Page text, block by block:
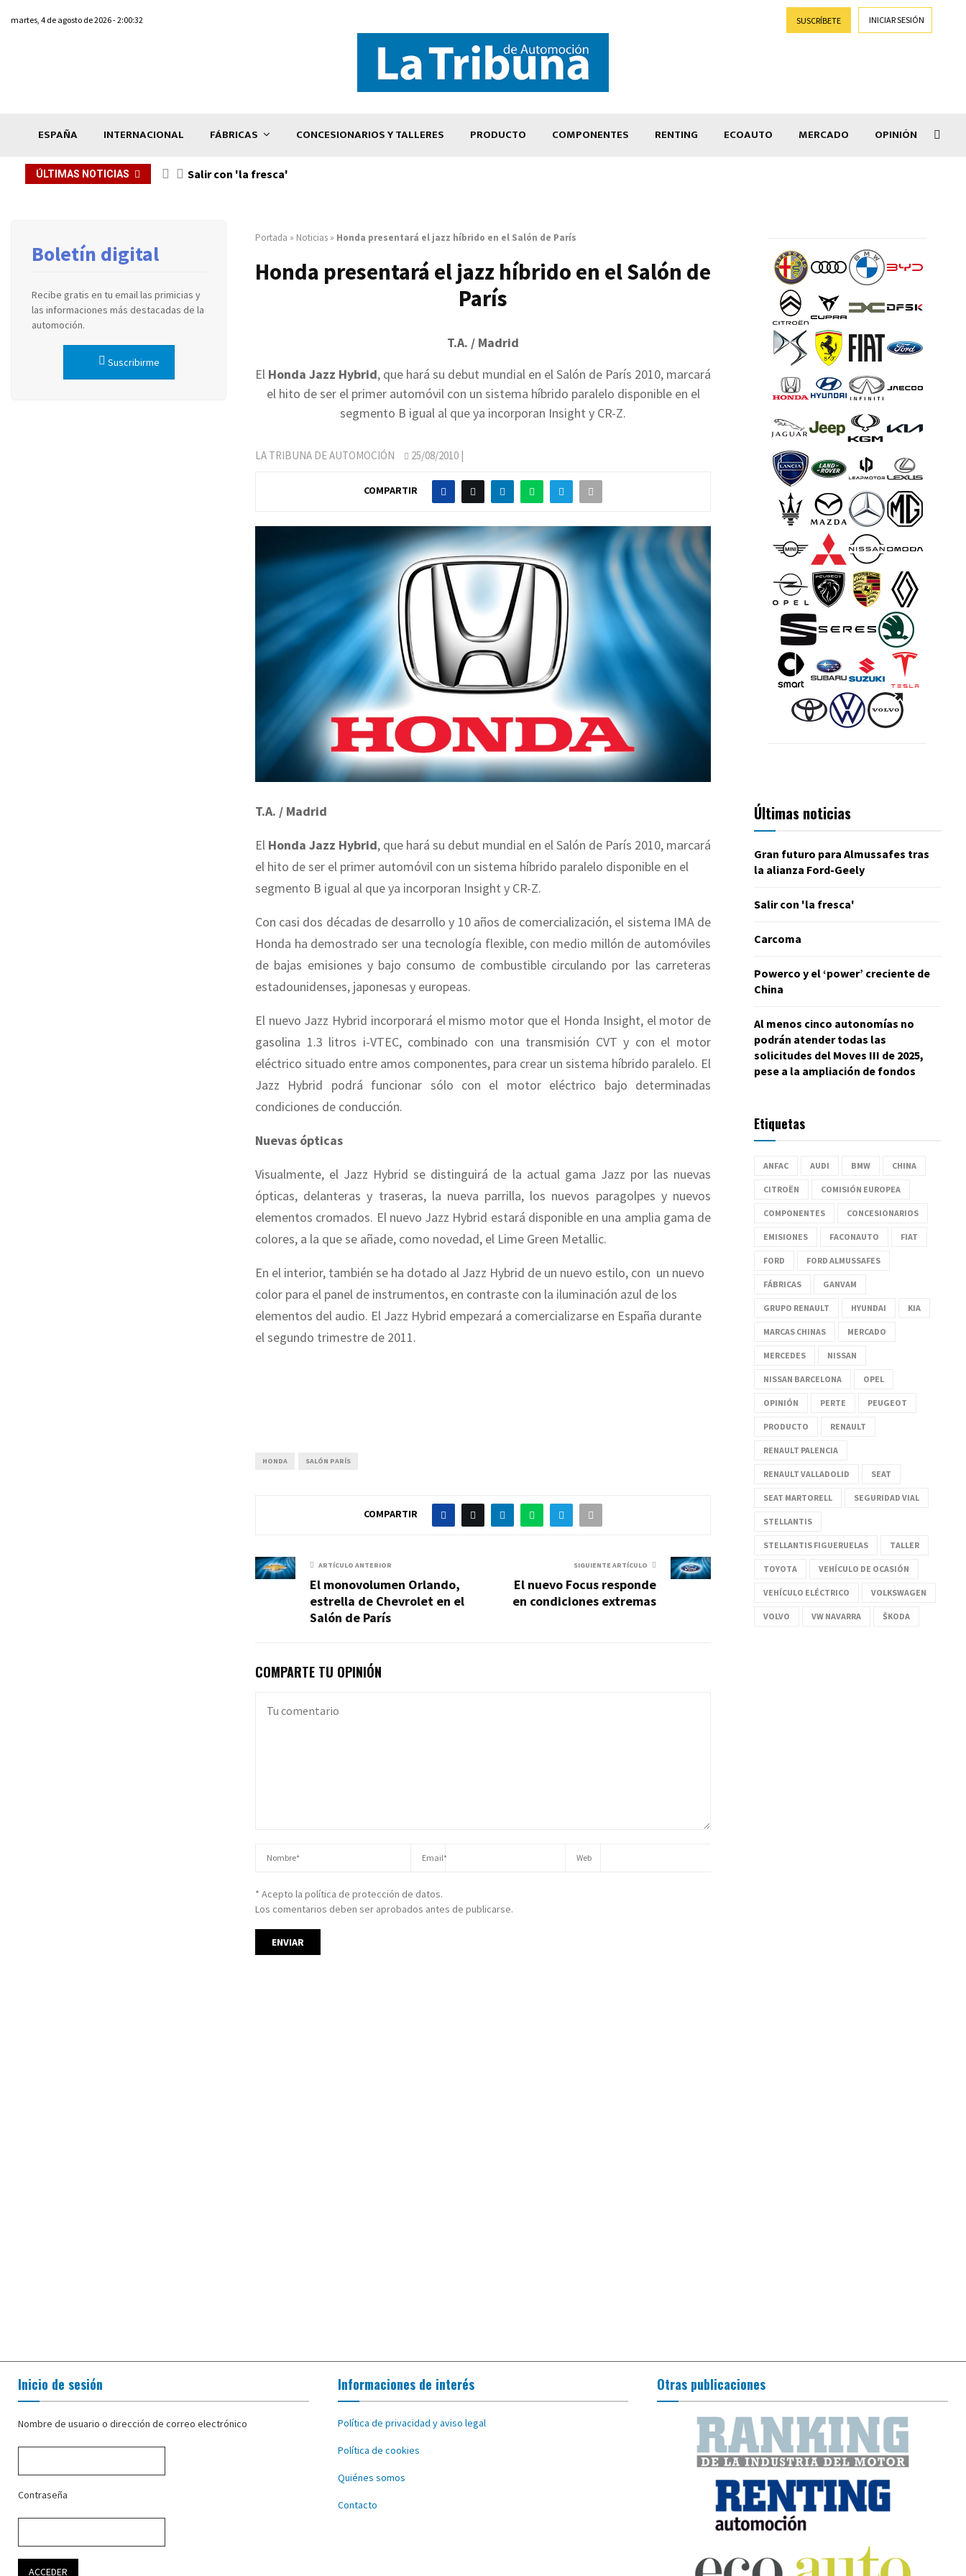
martes, 4 de agosto de 2026 - 2:00:32 SUSCRÍBETE INICIAR SESIÓN
ESPAÑA INTERNACIONAL FÁBRICAS CONCESIONARIOS Y TALLERES PRODUCTO COMPONENTES RENTING ECOAUTO MERCADO OPINIÓN
ÚLTIMAS NOTICIAS Salir con 'la fresca'
Portada » Noticias » Honda presentará el jazz híbrido en el Salón de París
Honda presentará el jazz híbrido en el Salón de
París
T.A. / Madrid
El Honda Jazz Hybrid, que hará su debut mundial en el Salón de París 2010, marcará
el hito de ser el primer automóvil con un sistema híbrido paralelo disponible en el
segmento B igual al que ya incorporan Insight y CR-Z.
LA TRIBUNA DE AUTOMOCIÓN 25/08/2010 |
COMPARTIR
T.A. / Madrid
El Honda Jazz Hybrid, que hará su debut mundial en el Salón de París 2010, marcará
el hito de ser el primer automóvil con un sistema híbrido paralelo disponible en el
segmento B igual al que ya incorporan Insight y CR-Z.
Con casi dos décadas de desarrollo y 10 años de comercialización, el sistema IMA de
Honda ha demostrado ser una tecnología flexible, con medio millón de automóviles
de bajas emisiones y bajo consumo de combustible circulando por las carreteras
estadounidenses, japonesas y europeas.
El nuevo Jazz Hybrid incorporará el mismo motor que el Honda Insight, el motor de
gasolina 1.3 litros i-VTEC, combinado con una transmisión CVT y con el motor
eléctrico situado entre amos componentes, para crear un sistema híbrido paralelo. El
Jazz Hybrid podrá funcionar sólo con el motor eléctrico bajo determinadas
condiciones de conducción.
Nuevas ópticas
Visualmente, el Jazz Hybrid se distinguirá de la actual gama Jazz por las nuevas
ópticas, delanteras y traseras, la nueva parrilla, los nuevos paragolpes y nuevos
elementos cromados. El nuevo Jazz Hybrid estará disponible en una amplia gama de
colores, a la que se añade, como novedad, el Lime Green Metallic.
En el interior, también se ha dotado al Jazz Hybrid de un nuevo estilo, con un nuevo
color para el panel de instrumentos, en contraste con la iluminación azul de los
elementos del audio. El Jazz Hybrid empezará a comercializarse en España durante
el segundo trimestre de 2011.
HONDA SALÓN PARÍS
COMPARTIR
ARTÍCULO ANTERIOR
El monovolumen Orlando,
estrella de Chevrolet en el
Salón de París
SIGUIENTE ARTÍCULO
El nuevo Focus responde
en condiciones extremas
COMPARTE TU OPINIÓN
* Acepto la política de protección de datos.
Los comentarios deben ser aprobados antes de publicarse.
Boletín digital
Recibe gratis en tu email las primicias y
las informaciones más destacadas de la
automoción.
Suscribirme
Últimas noticias
Gran futuro para Almussafes tras
la alianza Ford-Geely
Salir con 'la fresca'
Carcoma
Powerco y el ‘power’ creciente de
China
Al menos cinco autonomías no
podrán atender todas las
solicitudes del Moves III de 2025,
pese a la ampliación de fondos
Etiquetas
ANFAC AUDI BMW CHINA
CITROËN COMISIÓN EUROPEA
COMPONENTES CONCESIONARIOS
EMISIONES FACONAUTO FIAT
FORD FORD ALMUSSAFES
FÁBRICAS GANVAM
GRUPO RENAULT HYUNDAI KIA
MARCAS CHINAS MERCADO
MERCEDES NISSAN
NISSAN BARCELONA OPEL
OPINIÓN PERTE PEUGEOT
PRODUCTO RENAULT
RENAULT PALENCIA
RENAULT VALLADOLID SEAT
SEAT MARTORELL SEGURIDAD VIAL
STELLANTIS
STELLANTIS FIGUERUELAS TALLER
TOYOTA VEHÍCULO DE OCASIÓN
VEHÍCULO ELÉCTRICO VOLKSWAGEN
VOLVO VW NAVARRA ŠKODA
Inicio de sesión
Nombre de usuario o dirección de correo electrónico
Contraseña
Informaciones de interés
Política de privacidad y aviso legal
Política de cookies
Quiénes somos
Contacto
Otras publicaciones